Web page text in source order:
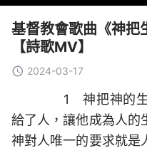
基督教會歌曲《神把
【詩歌MV】
2024-03-17
1 神把神的生
給了人，讓他成為人的
神對人唯一的要求就是